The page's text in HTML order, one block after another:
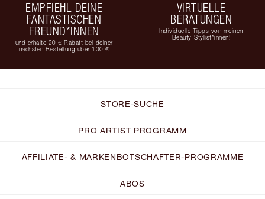
EMPFIEHL DEINE
FANTASTISCHEN
FREUND*INNEN
und erhalte 20 € Rabatt bei deiner
nächsten Bestellung über 100 €
VIRTUELLE
BERATUNGEN
Individuelle Tipps von meinen
Beauty-Stylist*innen!
STORE-SUCHE
PRO ARTIST PROGRAMM
AFFILIATE- & MARKENBOTSCHAFTER-PROGRAMME
ABOS